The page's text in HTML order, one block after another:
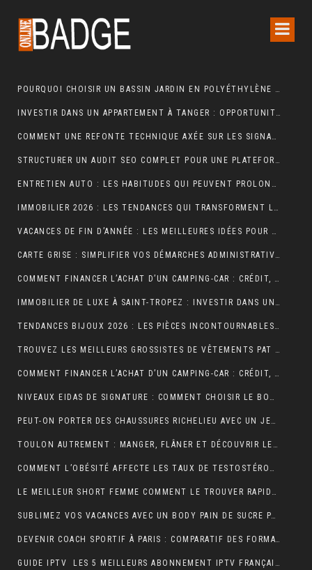
POURQUOI CHOISIR UN BASSIN JARDIN EN POLYÉTHYLÈNE FERME ?
INVESTIR DANS UN APPARTEMENT À TANGER : OPPORTUNITÉS ET POINTS ESSENTIELS À CONNAÎTRE
COMMENT UNE REFONTE TECHNIQUE AXÉE SUR LES SIGNAUX WEB ESSENTIELS A BOOSTÉ LES VENTES D’UNE BOUTIQUE EN LIGNE
STRUCTURER UN AUDIT SEO COMPLET POUR UNE PLATEFORME E-COMMERCE INTERNATIONALE
ENTRETIEN AUTO : LES HABITUDES QUI PEUVENT PROLONGER LA VIE DE VOTRE VÉHICULE
IMMOBILIER 2026 : LES TENDANCES QUI TRANSFORMENT LE MARCHÉ DE LA LOCATION
VACANCES DE FIN D’ANNÉE : LES MEILLEURES IDÉES POUR CÉLÉBRER LES FÊTES
CARTE GRISE : SIMPLIFIER VOS DÉMARCHES ADMINISTRATIVES
COMMENT FINANCER L’ACHAT D’UN CAMPING-CAR : CRÉDIT, LEASING OU PAIEMENT COMPTANT ?
IMMOBILIER DE LUXE À SAINT-TROPEZ : INVESTIR DANS UN ART DE VIVRE
TENDANCES BIJOUX 2026 : LES PIÈCES INCONTOURNABLES À PORTER CETTE ANNÉE
TROUVEZ LES MEILLEURS GROSSISTES DE VÊTEMENTS PAT PATROUILLE POUR BOOSTER VOTRE ACTIVITÉ DE REVENTE RENTABLE
COMMENT FINANCER L’ACHAT D’UN CAMPING-CAR : CRÉDIT, LEASING OU PAIEMENT COMPTANT ?
NIVEAUX EIDAS DE SIGNATURE : COMMENT CHOISIR LE BON NIVEAU POUR SÉCURISER VOS DOCUMENTS
PEUT-ON PORTER DES CHAUSSURES RICHELIEU AVEC UN JEAN ?
TOULON AUTREMENT : MANGER, FLÂNER ET DÉCOUVRIR LES VRAIES BONNES ADRESSES
COMMENT L’OBÉSITÉ AFFECTE LES TAUX DE TESTOSTÉRONE ET LA LIBIDO MASCULINE
LE MEILLEUR SHORT FEMME COMMENT LE TROUVER RAPIDEMENT ET EFFICACEMENT
SUBLIMEZ VOS VACANCES AVEC UN BODY PAIN DE SUCRE PARFAIT POUR UN LOOK ÉLÉGANT EN VOYAGE
DEVENIR COACH SPORTIF À PARIS : COMPARATIF DES FORMATIONS CQP FITNESS
GUIDE IPTV LES 5 MEILLEURS ABONNEMENT IPTV FRANÇAIS 4K